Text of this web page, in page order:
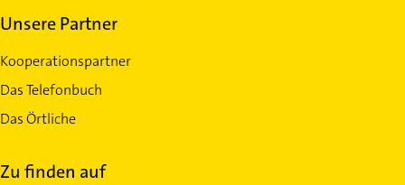
Unsere Partner
Kooperationspartner
Das Telefonbuch
Das Örtliche
Zu finden auf